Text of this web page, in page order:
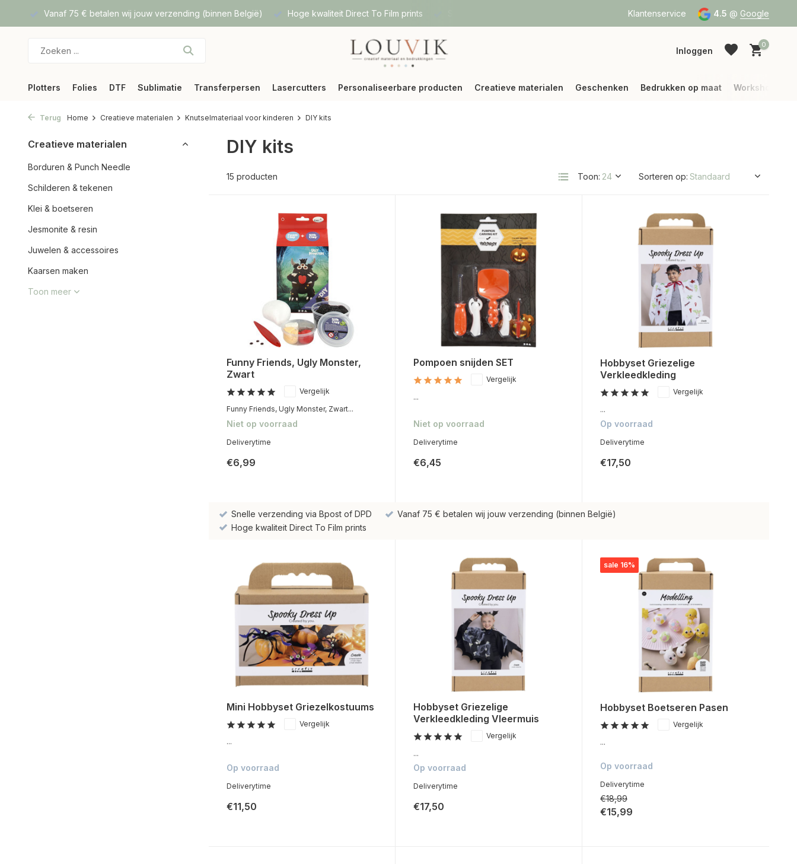
Hoge kwaliteit Direct To Film prints Snelle verzending via Bpost of DPD Vanaf 75 € betalen wij jouw verzending (binnen België) Klantenservice 4.5 @ Google
Inloggen
0
Plotters Folies DTF Sublimatie Transferpersen Lasercutters Personaliseerbare producten Creatieve materialen Geschenken Bedrukken op maat Workshops
Terug Home Creatieve materialen Knutselmateriaal voor kinderen DIY kits
Creatieve materialen
Borduren & Punch Needle
Schilderen & tekenen
Klei & boetseren
Jesmonite & resin
Juwelen & accessoires
Kaarsen maken
Toon meer
DIY kits
15 producten Toon: Sorteren op:
Funny Friends, Ugly Monster,
Zwart
Vergelijk
Funny Friends, Ugly Monster, Zwart...
Niet op voorraad
Deliverytime
€6,99
Pompoen snijden SET
Vergelijk
...
Niet op voorraad
Deliverytime
€6,45
Hobbyset Griezelige
Verkleedkleding
Vergelijk
...
Op voorraad
Deliverytime
€17,50
Snelle verzending via Bpost of DPD
Vanaf 75 € betalen wij jouw verzending (binnen België)
Hoge kwaliteit Direct To Film prints
Mini Hobbyset Griezelkostuums
Vergelijk
...
Op voorraad
Deliverytime
€11,50
Hobbyset Griezelige
Verkleedkleding Vleermuis
Vergelijk
...
Op voorraad
Deliverytime
€17,50
sale 16%
Hobbyset Boetseren Pasen
Vergelijk
...
Op voorraad
Deliverytime
€18,99
€15,99